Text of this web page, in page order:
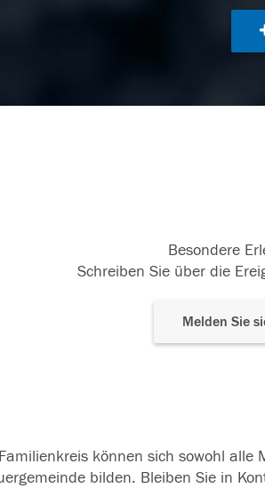
Besondere
Schreiben Sie über die
Melden Sie
können sich sowohl
bilden. Bleiben Sie in